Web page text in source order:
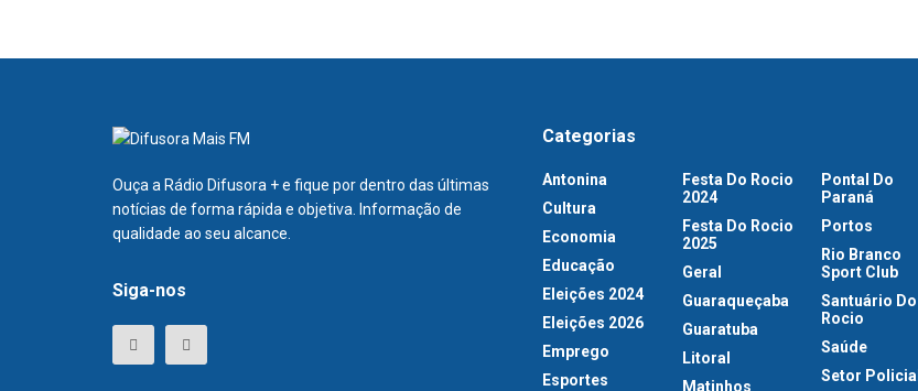
Ouça a Rádio Difusora + e fique por dentro das últimas
notícias de forma rápida e objetiva. Informação de
qualidade ao seu alcance.
Siga-nos
Categorias
Antonina
Cultura
Economia
Educação
Eleições 2024
Eleições 2026
Emprego
Esportes
Festa Do Rocio
2024
Festa Do Rocio
2025
Geral
Guaraqueçaba
Guaratuba
Litoral
Matinhos
Pontal Do
Paraná
Portos
Rio Branco
Sport Club
Santuário Do
Rocio
Saúde
Setor Policial